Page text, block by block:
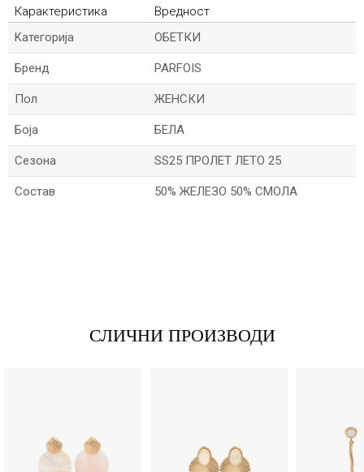
Карактеристика
Вредност
Kатегорија
ОБЕТКИ
Бренд PARFOIS
Пол ЖЕНСКИ
Боја БЕЛА
Сезона SS25 ПРОЛЕТ ЛЕТО 25
Состав 50% ЖЕЛЕЗО 50% СМОЛА
СЛИЧНИ ПРОИЗВОДИ